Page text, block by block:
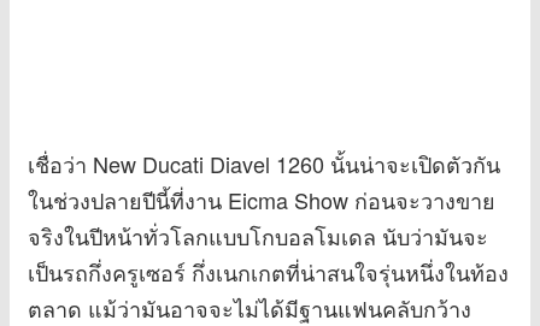
เชื่อว่า New Ducati Diavel 1260 นั้นน่าจะเปิดตัวกัน
ในช่วงปลายปีนี้ที่งาน Eicma Show ก่อนจะวางขาย
จริงในปีหน้าทั่วโลกแบบโกบอลโมเดล นับว่ามันจะ
เป็นรถกึ่งครูเซอร์ กึ่งเนกเกตที่น่าสนใจรุ่นหนึ่งในท้อง
ตลาด แม้ว่ามันอาจจะไม่ได้มีฐานแฟนคลับกว้าง